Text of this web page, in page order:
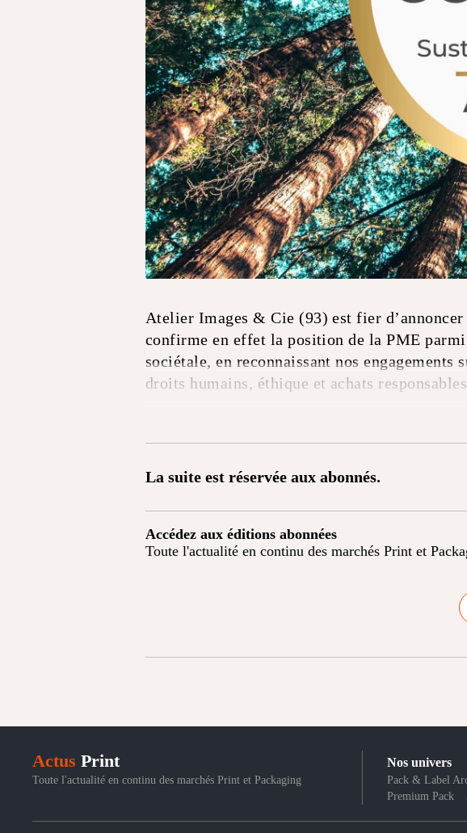
Atelier Images & Cie (93) est fier
confirme en effet la position de la PME
sociétale, en reconnaissant nos
droits humains, éthique et achats
La suite est réservée aux abonnés.
Accédez aux éditions abonnées
Toute l'actualité en continu des marchés Print et
Actus Print
Toute l'actualité en continu des marchés Print et Packaging
Nos univers
Pack & Label
Premium Pack